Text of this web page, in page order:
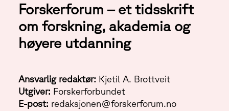
Forskerforum – et tidsskrift
om forskning, akademia og
høyere utdanning
Ansvarlig redaktør: Kjetil A. Brottveit
Utgiver: Forskerforbundet
E-post: redaksjonen@forskerforum.no